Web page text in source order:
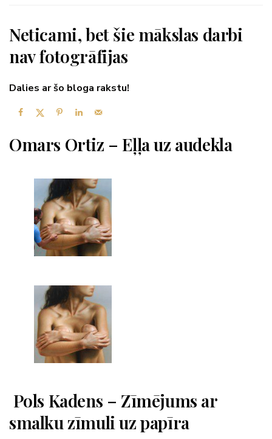
Neticami, bet šie mākslas darbi
nav fotogrāfijas
Dalies ar šo bloga rakstu!
Omars Ortiz – Eļļa uz audekla
Pols Kadens – Zīmējums ar
smalku zīmuli uz papīra